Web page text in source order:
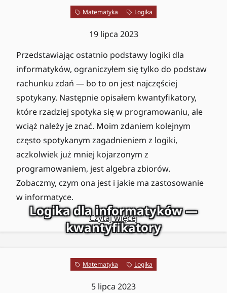
Matematyka Logika
19 lipca 2023
Przedstawiając ostatnio podstawy logiki dla
informatyków, ograniczyłem się tylko do podstaw
rachunku zdań — bo to on jest najczęściej
spotykany. Następnie opisałem kwantyfikatory,
które rzadziej spotyka się w programowaniu, ale
wciąż należy je znać. Moim zdaniem kolejnym
często spotykanym zagadnieniem z logiki,
aczkolwiek już mniej kojarzonym z
programowaniem, jest algebra zbiorów.
Zobaczmy, czym ona jest i jakie ma zastosowanie
w informatyce.
Czytaj więcej
Logika dla informatyków —
kwantyfikatory
Matematyka Logika
5 lipca 2023